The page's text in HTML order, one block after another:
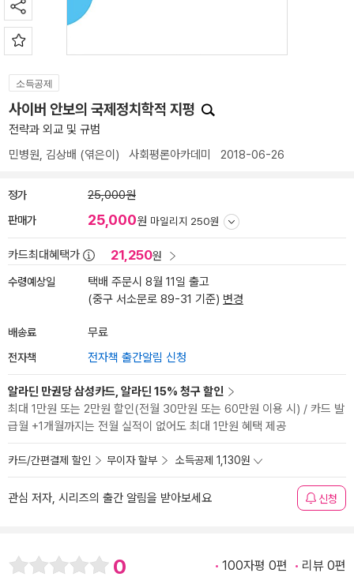
소득공제
사이버 안보의 국제정치학적 지평
전략과 외교 및 규범
민병원, 김상배 (엮은이) 사회평론아카데미 2018-06-26
정가 25,000원
판매가 25,000원 마일리지 250원
카드최대혜택가 21,250원
수령예상일
택배 주문시 8월 11일 출고
(중구 서소문로 89-31 기준) 변경
배송료 무료
전자책 전자책 출간알림 신청
알라딘 만권당 삼성카드, 알라딘 15% 청구 할인
최대 1만원 또는 2만원 할인(전월 30만원 또는 60만원 이용 시) / 카드 발
급월 +1개월까지는 전월 실적이 없어도 최대 1만원 혜택 제공
카드/간편결제 할인 무이자 할부 소득공제 1,130원
관심 저자, 시리즈의 출간 알림을 받아보세요 신청
0 100자평 0편 리뷰 0편